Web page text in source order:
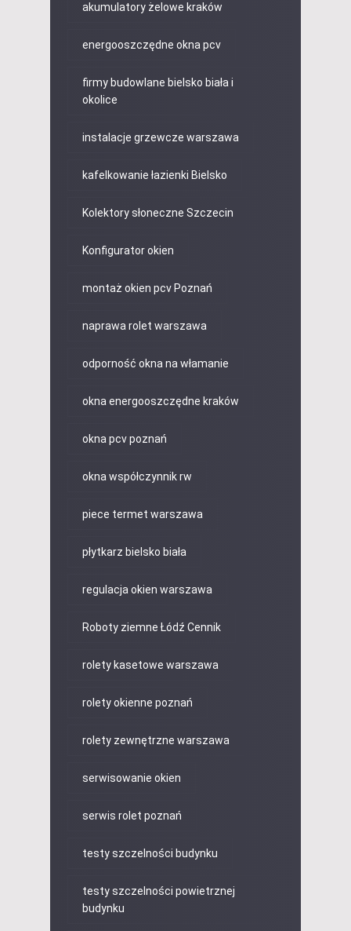
akumulatory żelowe kraków
energooszczędne okna pcv
firmy budowlane bielsko biała i
okolice
instalacje grzewcze warszawa
kafelkowanie łazienki Bielsko
Kolektory słoneczne Szczecin
Konfigurator okien
montaż okien pcv Poznań
naprawa rolet warszawa
odporność okna na włamanie
okna energooszczędne kraków
okna pcv poznań
okna współczynnik rw
piece termet warszawa
płytkarz bielsko biała
regulacja okien warszawa
Roboty ziemne Łódź Cennik
rolety kasetowe warszawa
rolety okienne poznań
rolety zewnętrzne warszawa
serwisowanie okien
serwis rolet poznań
testy szczelności budynku
testy szczelności powietrznej
budynku